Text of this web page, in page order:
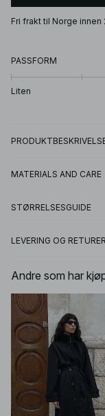
Fri frakt til Norge
PASSFORM
Liten
MATERIALS AND CARE
STØRRELSESGUIDE
LEVERING OG RETURER
Andre som har